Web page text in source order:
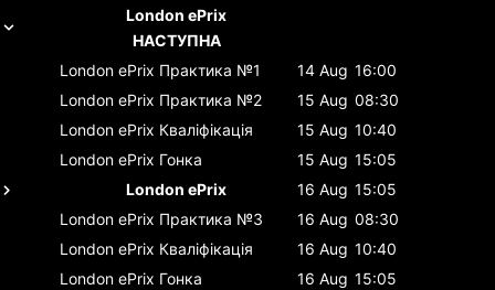
London ePrix
НАСТУПНА
London ePrix Практика №1 14 Aug 16:00
London ePrix Практика №2 15 Aug 08:30
London ePrix Кваліфікація 15 Aug 10:40
London ePrix Гонка 15 Aug 15:05
London ePrix
16 Aug 15:05
London ePrix Практика №3 16 Aug 08:30
London ePrix Кваліфікація 16 Aug 10:40
London ePrix Гонка 16 Aug 15:05